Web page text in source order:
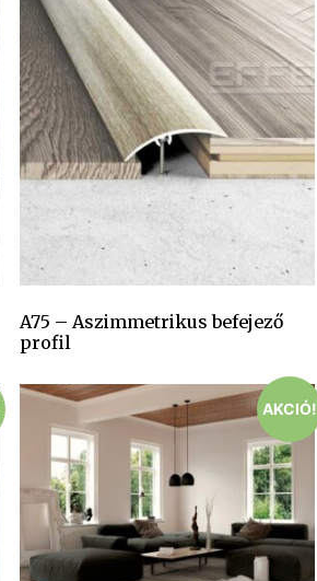
A75 – Aszimmetrikus befejező
profil
AKCIÓ!